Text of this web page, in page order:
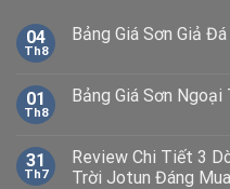
04
Th8
Bảng Giá Sơn Giả
01
Th8
Bảng Giá Sơn
31
Th7
Review Chi Tiết 3
Trời Jotun Đáng